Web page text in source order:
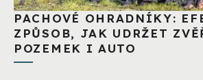
PACHOVÉ OHRADNÍKY:
ZPŮSOB, JAK UDRŽET
POZEMEK I AUTO